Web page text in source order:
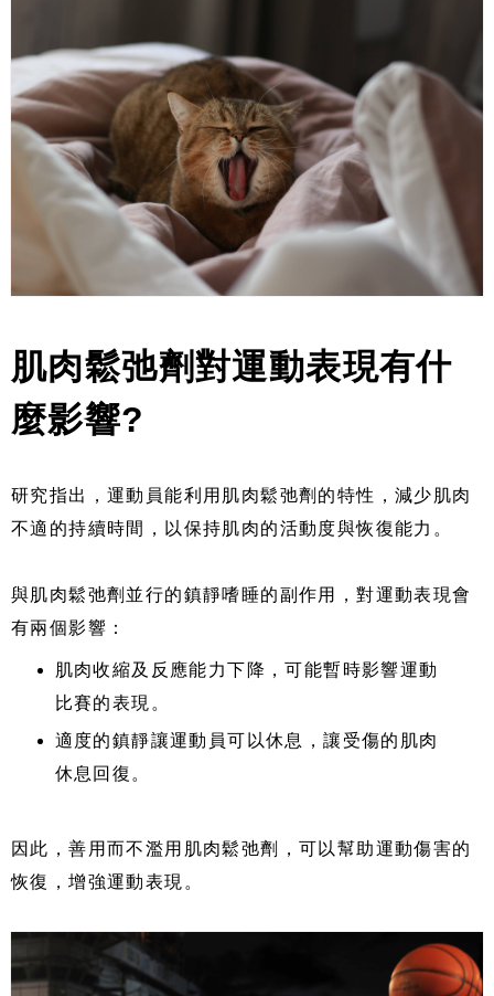
肌肉鬆弛劑對運動表現有什
麼影響?
研究指出，運動員能利用肌肉鬆弛劑的特性，減少肌肉
不適的持續時間，以保持肌肉的活動度與恢復能力。
與肌肉鬆弛劑並行的鎮靜嗜睡的副作用，對運動表現會
有兩個影響：
肌肉收縮及反應能力下降，可能暫時影響運動
比賽的表現。
適度的鎮靜讓運動員可以休息，讓受傷的肌肉
休息回復。
因此，善用而不濫用肌肉鬆弛劑，可以幫助運動傷害的
恢復，增強運動表現。